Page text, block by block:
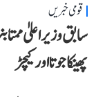
قومی خبریں
سابق وزیر اعلیٰ
پھینکا جوتا اور کیچڑ